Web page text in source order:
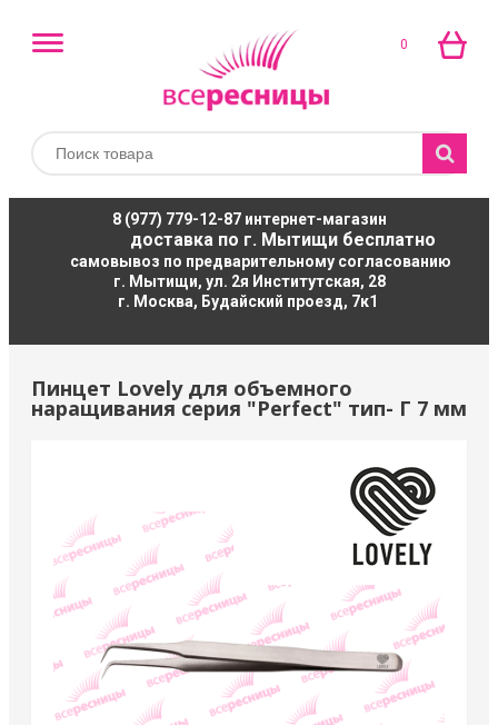
0
8 (977) 779-12-87интернет-магазин
доставка по г. Мытищи бесплатно
самовывоз по предварительному согласованию
г. Мытищи, ул. 2я Институтская, 28
г. Москва, Будайский проезд, 7к1
Пинцет Lovely для объемного
наращивания серия "Perfect" тип- Г 7 мм